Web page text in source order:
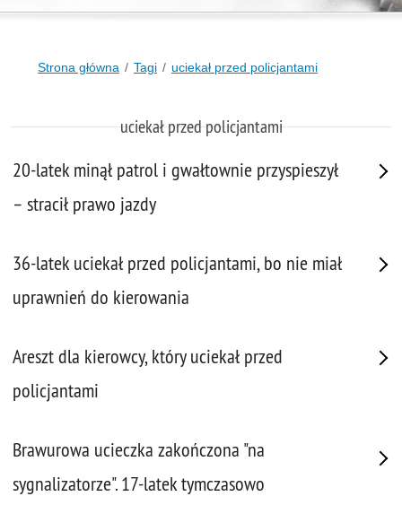
Strona główna Tagi uciekał przed policjantami
uciekał przed policjantami
20-latek minął patrol i gwałtownie przyspieszył
– stracił prawo jazdy
36-latek uciekał przed policjantami, bo nie miał
uprawnień do kierowania
Areszt dla kierowcy, który uciekał przed
policjantami
Brawurowa ucieczka zakończona "na
sygnalizatorze". 17-latek tymczasowo